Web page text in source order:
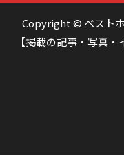
Copyright © ベスト
【掲載の記事・写真